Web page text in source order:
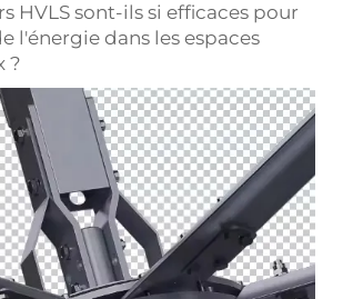
HVLS sont-ils si efficaces pour
l'énergie dans les espaces
?